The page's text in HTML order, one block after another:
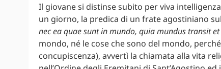
Il giovane si distinse subito per viva
un giorno, la predica di un frate agostiniano
nec ea quae sunt in mundo, quia mundus transit
mondo, né le cose che sono del mondo,
concupiscenza), avvertì la chiamata alla vita